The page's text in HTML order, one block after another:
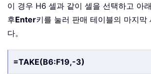
이 경우 H6 셀과 같이 셀을 선택하고 아
후Enter키를 눌러 판매 테이블의 마지막
다。
=TAKE(B6:F19,-3)